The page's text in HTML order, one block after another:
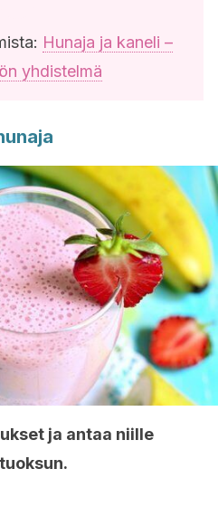
Hunaja ja kaneli –
yhdistelmä
ja antaa niille